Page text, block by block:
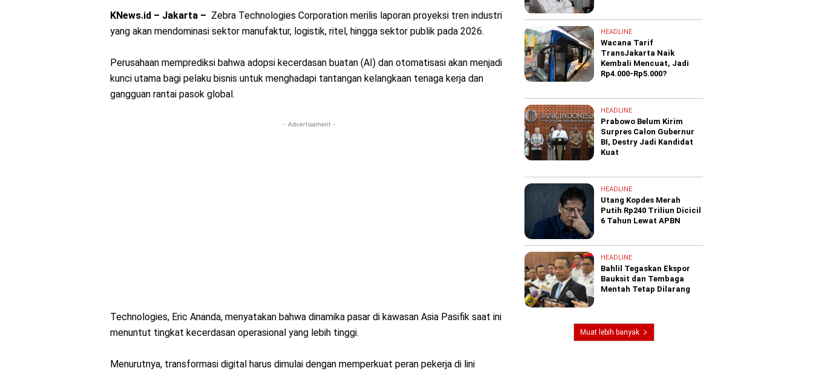
KNews.id – Jakarta – Zebra Technologies Corporation merilis laporan proyeksi tren industri
yang akan mendominasi sektor manufaktur, logistik, ritel, hingga sektor publik pada 2026.
Perusahaan memprediksi bahwa adopsi kecerdasan buatan (AI) dan otomatisasi akan menjadi
kunci utama bagi pelaku bisnis untuk menghadapi tantangan kelangkaan tenaga kerja dan
gangguan rantai pasok global.
- Advertisement -
Technologies, Eric Ananda, menyatakan bahwa dinamika pasar di kawasan Asia Pasifik saat ini
menuntut tingkat kecerdasan operasional yang lebih tinggi.
Menurutnya, transformasi digital harus dimulai dengan memperkuat peran pekerja di lini
HEADLINE
Wacana Tarif
TransJakarta Naik
Kembali Mencuat, Jadi
Rp4.000-Rp5.000?
HEADLINE
Prabowo Belum Kirim
Surpres Calon Gubernur
BI, Destry Jadi Kandidat
Kuat
HEADLINE
Utang Kopdes Merah
Putih Rp240 Triliun Dicicil
6 Tahun Lewat APBN
HEADLINE
Bahlil Tegaskan Ekspor
Bauksit dan Tembaga
Mentah Tetap Dilarang
Muat lebih banyak